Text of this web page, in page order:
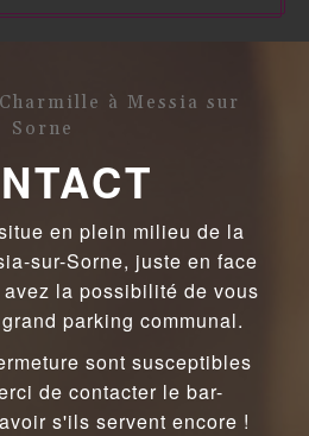
à Messia sur
Sorne
en plein milieu de la
sur-Sorne, juste en face
la possibilité de vous
parking communal.
sont susceptibles
de contacter le bar-
s'ils servent encore !